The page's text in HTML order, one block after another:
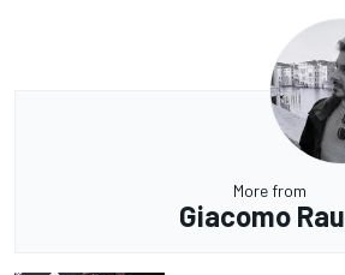
More from
Giacomo